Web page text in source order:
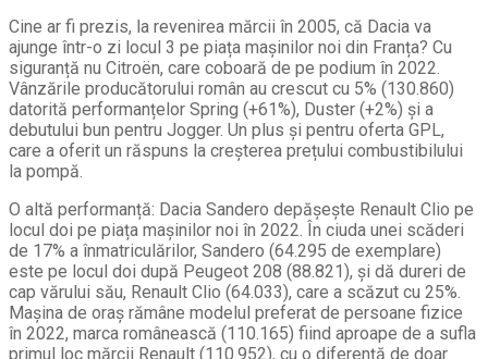
Cine ar fi prezis, la revenirea mărcii în 2005, că Dacia va
ajunge într-o zi locul 3 pe piața mașinilor noi din Franța? Cu
siguranță nu Citroën, care coboară de pe podium în 2022.
Vânzările producătorului român au crescut cu 5% (130.860)
datorită performanțelor Spring (+61%), Duster (+2%) și a
debutului bun pentru Jogger. Un plus și pentru oferta GPL,
care a oferit un răspuns la creșterea prețului combustibilului
la pompă.
O altă performanță: Dacia Sandero depășește Renault Clio pe
locul doi pe piața mașinilor noi în 2022. În ciuda unei scăderi
de 17% a înmatriculărilor, Sandero (64.295 de exemplare)
este pe locul doi după Peugeot 208 (88.821), și dă dureri de
cap vărului său, Renault Clio (64.033), care a scăzut cu 25%.
Mașina de oraș rămâne modelul preferat de persoane fizice
în 2022, marca românească (110.165) fiind aproape de a sufla
primul loc mărcii Renault (110.952), cu o diferență de doar